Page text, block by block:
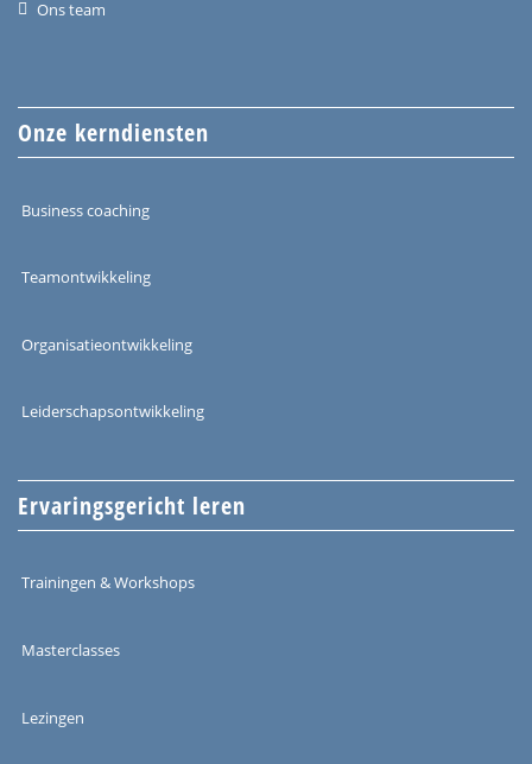
Ons team
Onze kerndiensten
Business coaching
Teamontwikkeling
Organisatieontwikkeling
Leiderschapsontwikkeling
Ervaringsgericht leren
Trainingen & Workshops
Masterclasses
Lezingen